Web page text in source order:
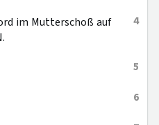
4
im Mutterschoß auf
5
6